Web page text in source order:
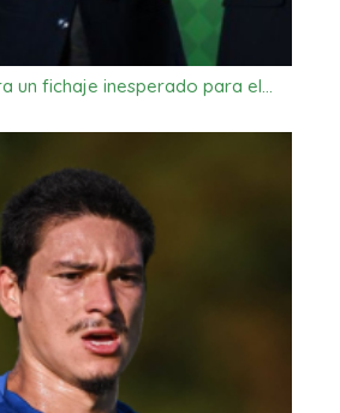
un fichaje inesperado para el…